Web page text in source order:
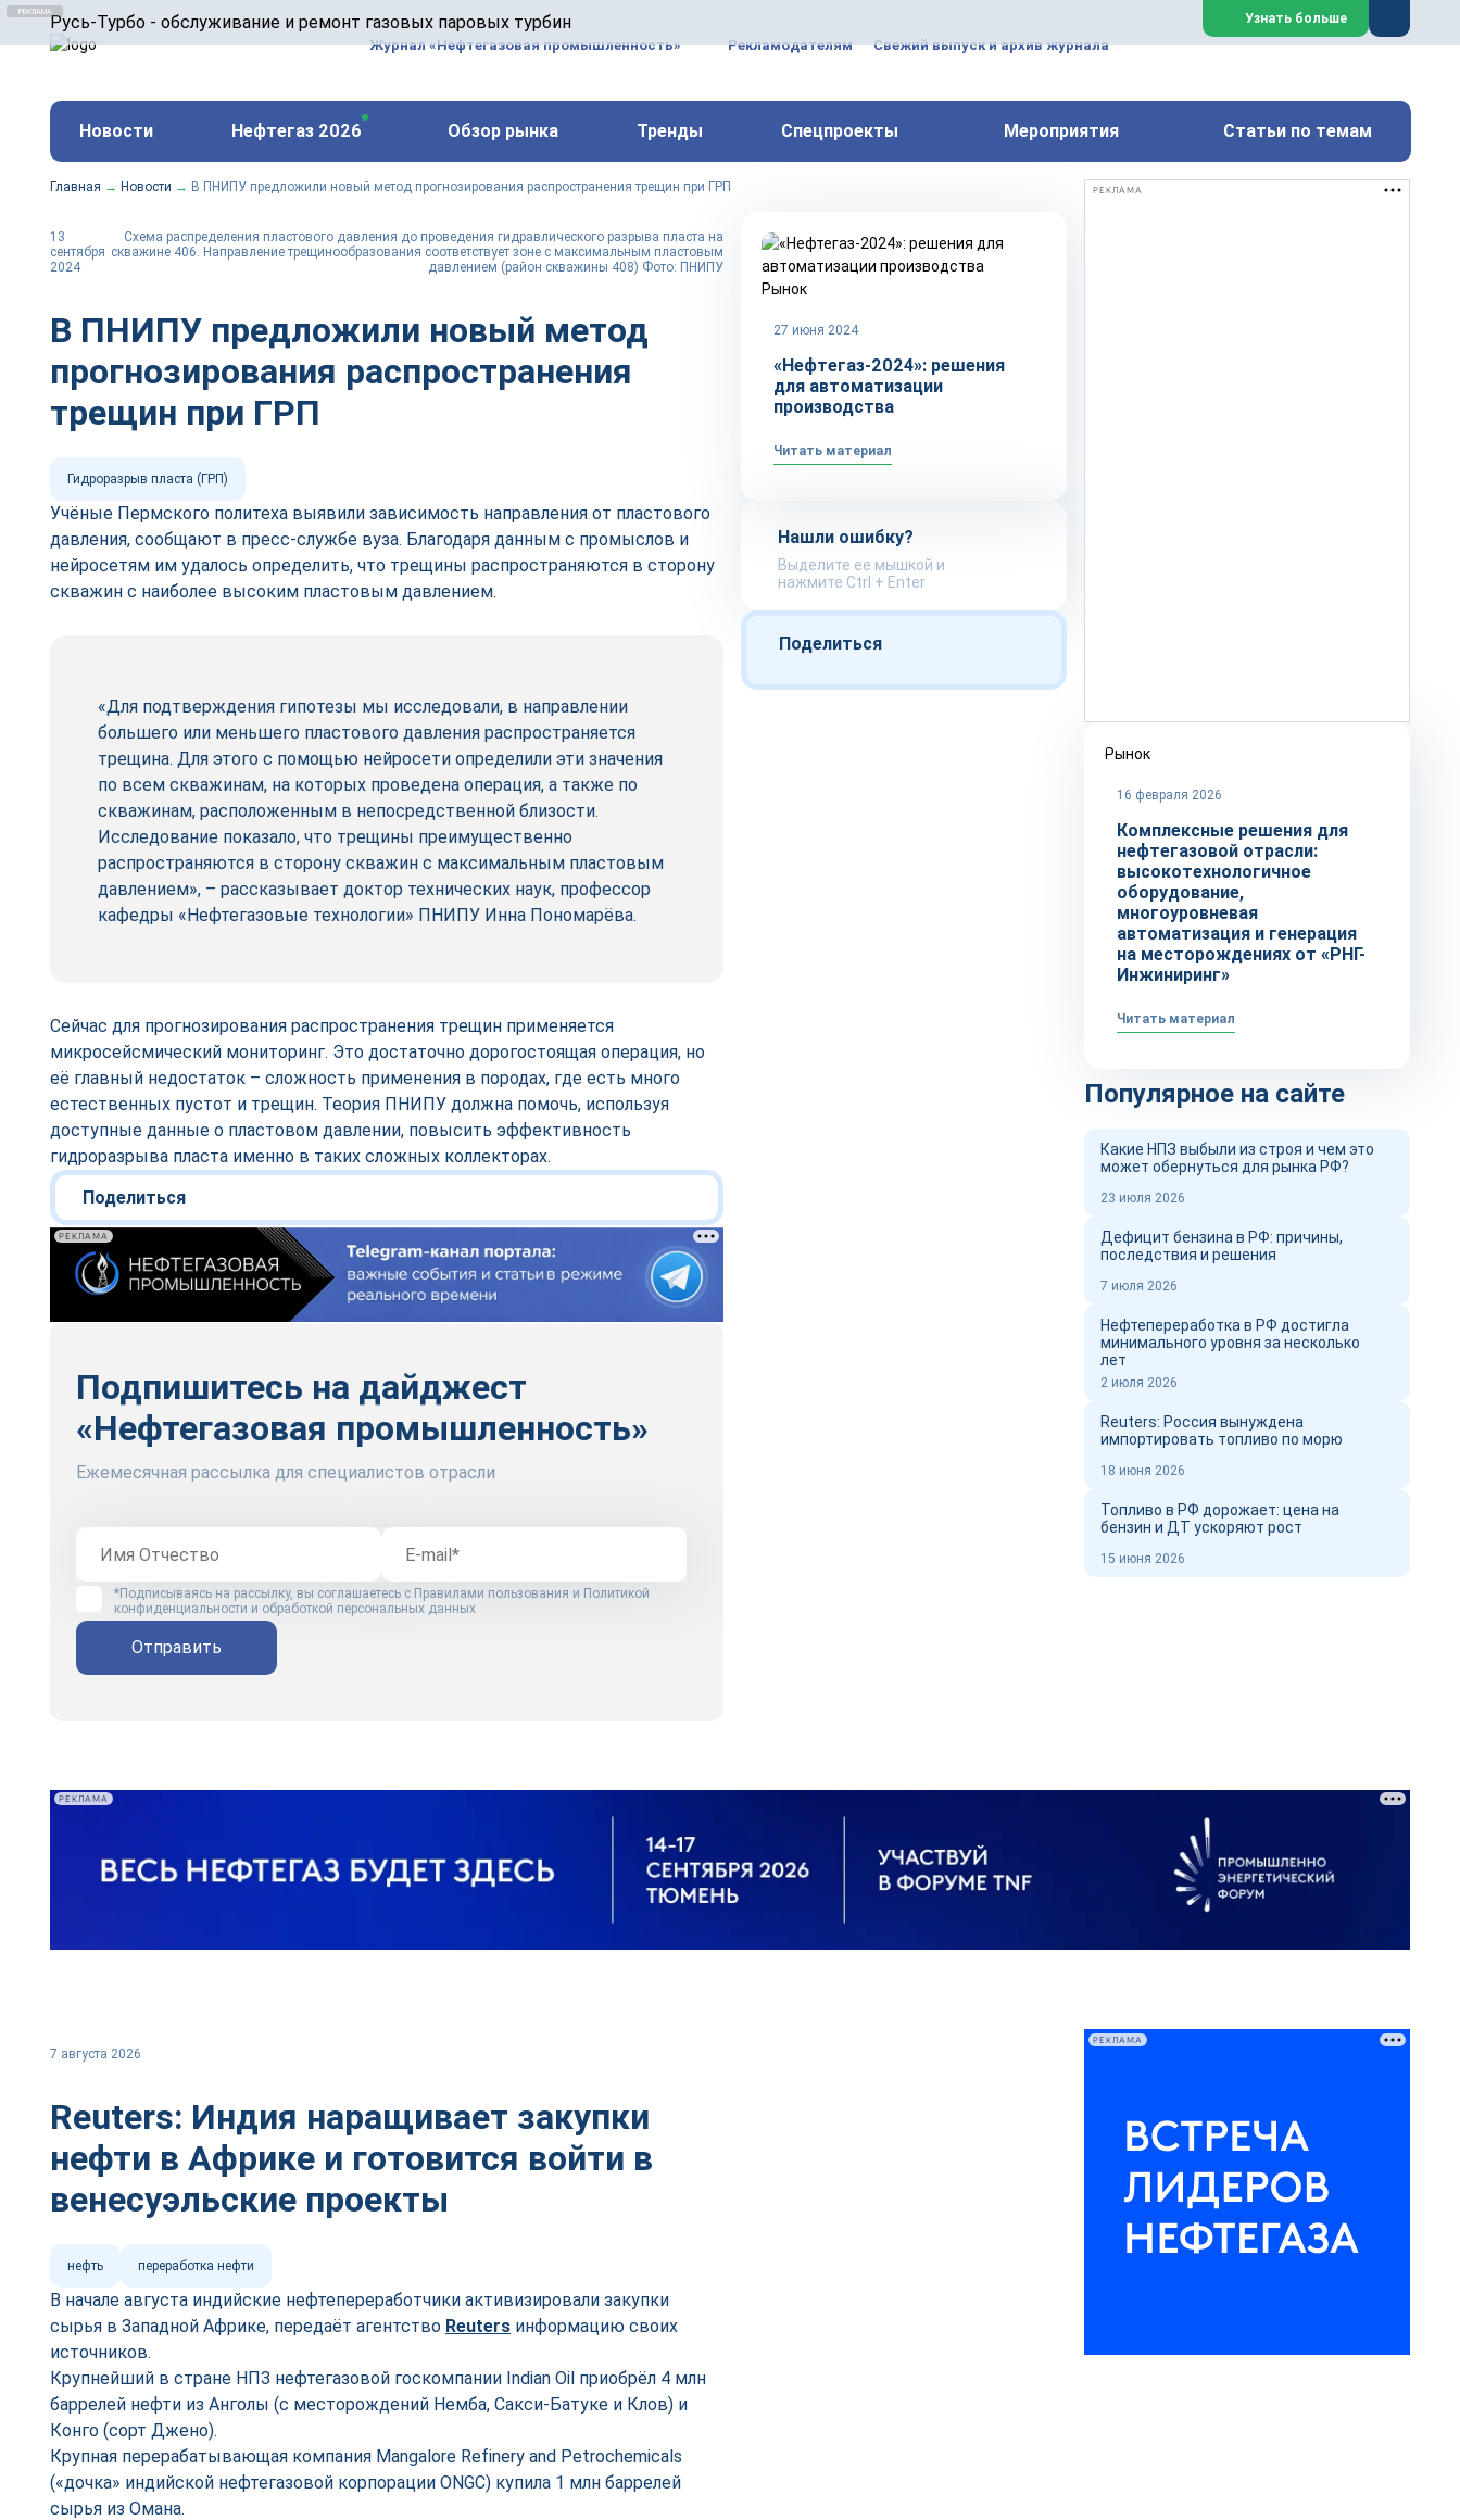
Русь-Турбо - обслуживание и ремонт газовых паровых турбин
ООО «Русь-Турбо» занимается сервисом газовых и паровых турбин, комплексным ремонтом, восстановлением, техническим обслуживанием
оборудования ТЭС, зарубежных поршневых машин и компрессоров, которые работают на нефтегазовых, нефтехимических, металлургических
и других предприятиях.
Реклама. ООО «Русь-Турбо», ИНН 7802588950
erid: F7NfYUJCUneVdwPs4znf
Закрыть
Узнать больше
Журнал «Нефтегазовая промышленность» Рекламодателям Свежий выпуск и архив журнала
Новости Нефтегаз 2026 Обзор рынка Тренды Спецпроекты Мероприятия Статьи по темам
Главная → Новости → В ПНИПУ предложили новый метод прогнозирования распространения трещин при ГРП
13
сентября
2024
Схема распределения пластового давления до проведения гидравлического разрыва пласта на
скважине 406. Направление трещинообразования соответствует зоне с максимальным пластовым
давлением (район скважины 408) Фото: ПНИПУ
В ПНИПУ предложили новый метод
прогнозирования распространения
трещин при ГРП
Гидроразрыв пласта (ГРП)
Учёные Пермского политеха выявили зависимость направления от пластового
давления, сообщают в пресс-службе вуза. Благодаря данным с промыслов и
нейросетям им удалось определить, что трещины распространяются в сторону
скважин с наиболее высоким пластовым давлением.
«Для подтверждения гипотезы мы исследовали, в направлении
большего или меньшего пластового давления распространяется
трещина. Для этого с помощью нейросети определили эти значения
по всем скважинам, на которых проведена операция, а также по
скважинам, расположенным в непосредственной близости.
Исследование показало, что трещины преимущественно
распространяются в сторону скважин с максимальным пластовым
давлением», – рассказывает доктор технических наук, профессор
кафедры «Нефтегазовые технологии» ПНИПУ Инна Пономарёва.
Сейчас для прогнозирования распространения трещин применяется
микросейсмический мониторинг. Это достаточно дорогостоящая операция, но
её главный недостаток – сложность применения в породах, где есть много
естественных пустот и трещин. Теория ПНИПУ должна помочь, используя
доступные данные о пластовом давлении, повысить эффективность
гидроразрыва пласта именно в таких сложных коллекторах.
Поделиться
РЕКЛАМА
Подпишитесь на дайджест
«Нефтегазовая промышленность»
Ежемесячная рассылка для специалистов отрасли
*Подписываясь на рассылку, вы соглашаетесь с Правилами пользования и Политикой
конфиденциальности и обработкой персональных данных
Отправить
Рынок
27 июня 2024
«Нефтегаз-2024»: решения
для автоматизации
производства
Читать материал
Нашли ошибку?
Выделите ее мышкой и
нажмите Ctrl + Enter
Поделиться
РЕКЛАМА
Рынок
16 февраля 2026
Комплексные решения для
нефтегазовой отрасли:
высокотехнологичное
оборудование,
многоуровневая
автоматизация и генерация
на месторождениях от «РНГ-
Инжиниринг»
Читать материал
Популярное на сайте
Какие НПЗ выбыли из строя и чем это
может обернуться для рынка РФ?
23 июля 2026
Дефицит бензина в РФ: причины,
последствия и решения
7 июля 2026
Нефтепереработка в РФ достигла
минимального уровня за несколько
лет
2 июля 2026
Reuters: Россия вынуждена
импортировать топливо по морю
18 июня 2026
Топливо в РФ дорожает: цена на
бензин и ДТ ускоряют рост
15 июня 2026
РЕКЛАМА
7 августа 2026
Reuters: Индия наращивает закупки
нефти в Африке и готовится войти в
венесуэльские проекты
нефть переработка нефти
В начале августа индийские нефтепереработчики активизировали закупки
сырья в Западной Африке, передаёт агентство Reuters информацию своих
источников.
Крупнейший в стране НПЗ нефтегазовой госкомпании Indian Oil приобрёл 4 млн
баррелей нефти из Анголы (с месторождений Немба, Сакси-Батуке и Клов) и
Конго (сорт Джено).
Крупная перерабатывающая компания Mangalore Refinery and Petrochemicals
(«дочка» индийской нефтегазовой корпорации ONGC) купила 1 млн баррелей
сырья из Омана.
РЕКЛАМА